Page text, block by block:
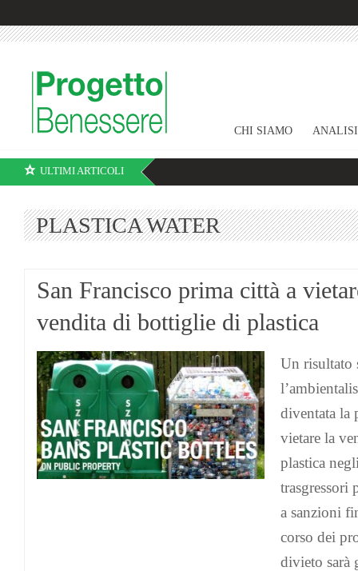
CHI SIAMO ANALISI
ULTIMI ARTICOLI
PLASTICA WATER
San Francisco prima città a
vendita di bottiglie di plastica
Un risultato
diventata la
vietare la
plastica
trasgressori
a sanzioni
corso dei
divieto sarà